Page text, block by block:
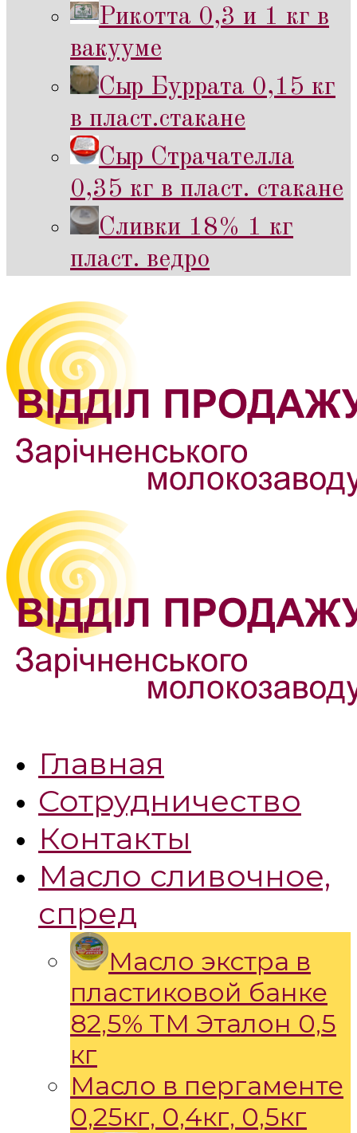
Рикотта 0,3 и 1 кг в
вакууме
Сыр Буррата 0,15 кг
в пласт.стакане
Сыр Страчателла
0,35 кг в пласт. стакане
Сливки 18% 1 кг
пласт. ведро
Главная
Сотрудничество
Контакты
Масло сливочное,
спред
Масло экстра в
пластиковой банке
82,5% ТМ Эталон 0,5
кг
Масло в пергаменте
0,25кг, 0,4кг, 0,5кг